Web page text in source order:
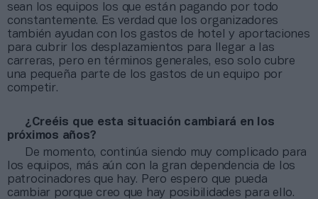
sean los equipos los que están pagando por todo
constantemente. Es verdad que los organizadores
también ayudan con los gastos de hotel y aportaciones
para cubrir los desplazamientos para llegar a las
carreras, pero en términos generales, eso solo cubre
una pequeña parte de los gastos de un equipo por
competir.
¿Creéis que esta situación cambiará en los
próximos años?
De momento, continúa siendo muy complicado para
los equipos, más aún con la gran dependencia de los
patrocinadores que hay. Pero espero que pueda
cambiar porque creo que hay posibilidades para ello.